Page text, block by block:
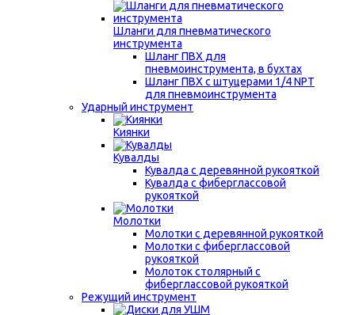
Шланги для пневматического
инструмента
Шланг ПВХ для
пневмоинструмента, в бухтах
Шланг ПВХ с штуцерами 1/4 NPT
для пневмоинструмента
Ударный инструмент
Киянки
Кувалды
Кувалда с деревянной рукояткой
Кувалда с фиберглассовой
рукояткой
Молотки
Молотки с деревянной рукояткой
Молотки с фиберглассовой
рукояткой
Молоток столярный с
фиберглассовой рукояткой
Режущий инструмент